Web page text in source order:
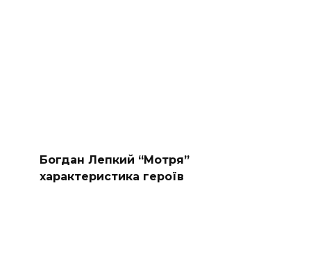
Богдан Лепкий “Мотря”
характеристика героїв